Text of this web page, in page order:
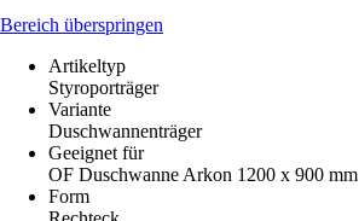
Bereich überspringen
Artikeltyp
Styroporträger
Variante
Duschwannenträger
Geeignet für
OF Duschwanne Arkon 1200 x 900 mm
Form